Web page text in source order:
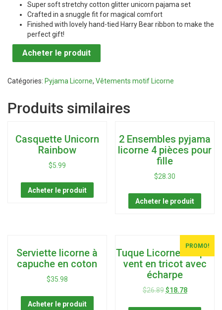
Super soft stretchy cotton glitter unicorn pajama set
Crafted in a snuggle fit for magical comfort
Finished with lovely hand-tied Harry Bear ribbon to make the
perfect gift!
Acheter le produit
Catégories: Pyjama Licorne, Vêtements motif Licorne
Produits similaires
Casquette Unicorn
Rainbow
$5.99
Acheter le produit
2 Ensembles pyjama
licorne 4 pièces pour
fille
$28.30
Acheter le produit
Serviette licorne à
capuche en coton
$35.98
Acheter le produit
PROMO!
Tuque Licorne coupe-
vent en tricot avec
écharpe
$26.89 $18.78